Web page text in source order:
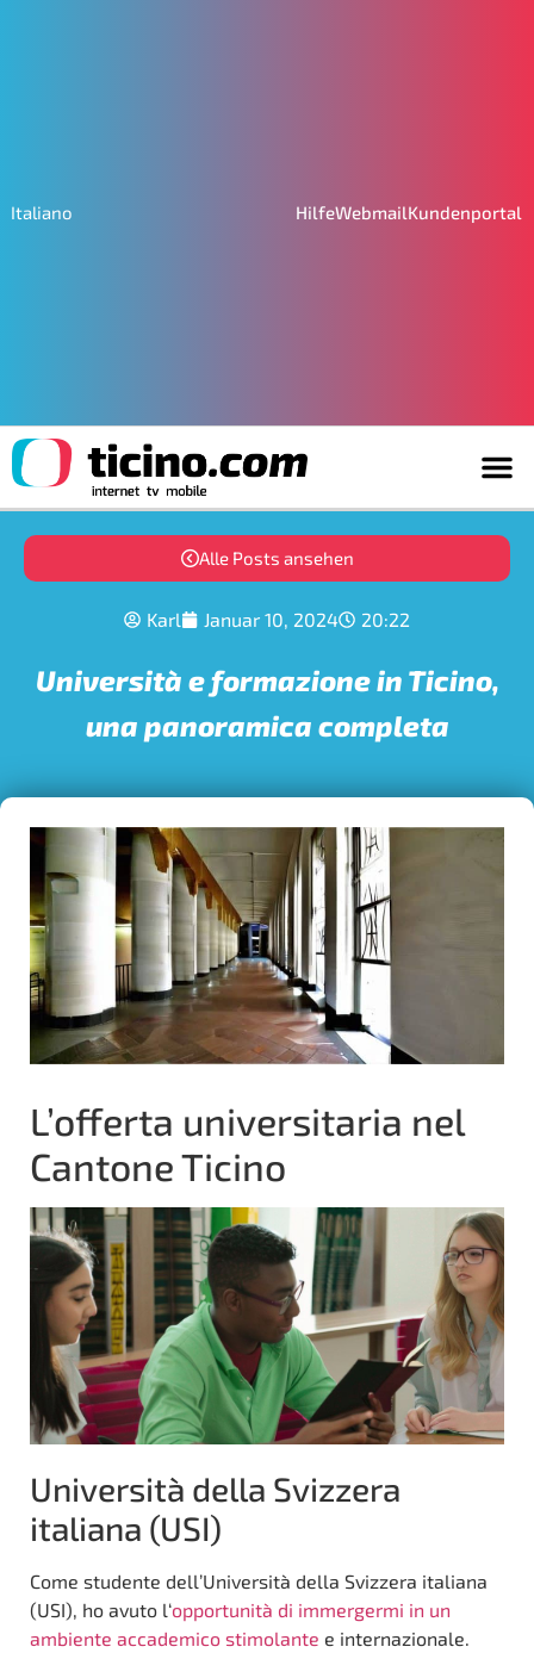
Italiano HilfeWebmailKundenportal
Alle Posts ansehen
Karl Januar 10, 2024 20:22
Università e formazione in Ticino,
una panoramica completa
L’offerta universitaria nel
Cantone Ticino
Università della Svizzera
italiana (USI)
Come studente dell’Università della Svizzera italiana
(USI), ho avuto l‘opportunità di immergermi in un
ambiente accademico stimolante e internazionale.